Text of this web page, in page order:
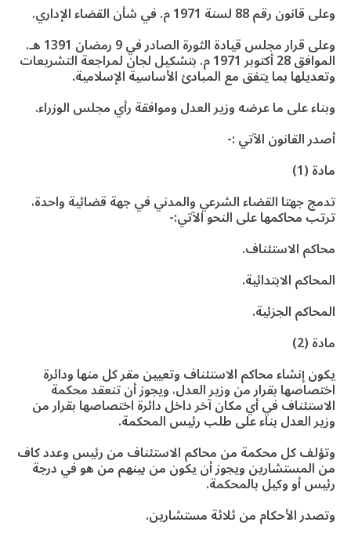
وعلى قانون رقم 88 لسنة 1971 م. في شأن القضاء الإداري.
وعلى قرار مجلس قيادة الثورة الصادر في 9 رمضان 1391 هـ.
الموافق 28 أكتوبر 1971 م. بتشكيل لجان لمراجعة التشريعات
وتعديلها بما يتفق مع المبادئ الأساسية الإسلامية.
وبناء على ما عرضه وزير العدل وموافقة رأي مجلس الوزراء.
أصدر القانون الآتي :-
مادة (1)
تدمج جهتا القضاء الشرعي والمدني في جهة قضائية واحدة،
ترتب محاكمها على النحو الآتي:-
محاكم الاستئناف.
المحاكم الابتدائية.
المحاكم الجزئية.
مادة (2)
يكون إنشاء محاكم الاستئناف وتعيين مقر كل منها ودائرة
اختصاصها بقرار من وزير العدل، ويجوز أن تنعقد محكمة
الاستئناف في أي مكان آخر داخل دائرة اختصاصها بقرار من
وزير العدل بناء على طلب رئيس المحكمة.
وتؤلف كل محكمة من محاكم الاستئناف من رئيس وعدد كاف
من المستشارين ويجوز أن يكون من بينهم من هو في درجة
رئيس أو وكيل بالمحكمة.
وتصدر الأحكام من ثلاثة مستشارين.